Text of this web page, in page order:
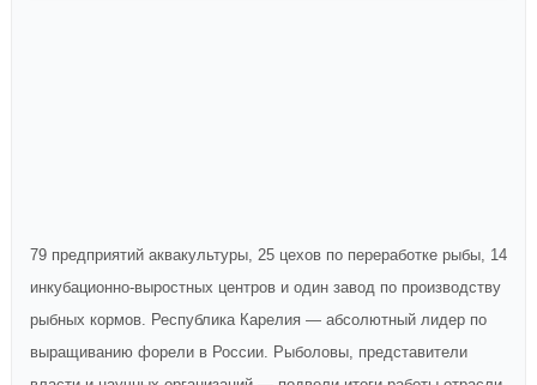
79 предприятий аквакультуры, 25 цехов по переработке рыбы, 14
инкубационно-выростных центров и один завод по производству
рыбных кормов. Республика Карелия — абсолютный лидер по
выращиванию форели в России. Рыболовы, представители